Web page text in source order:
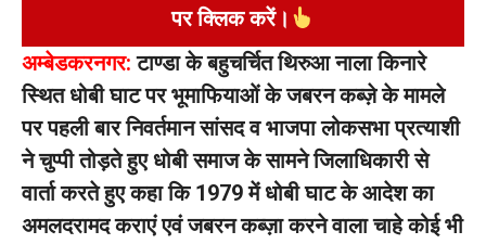
पर क्लिक करें।
अम्बेडकरनगर: टाण्डा के बहुचर्चित थिरुआ नाला किनारे
स्थित धोबी घाट पर भूमाफियाओं के जबरन कब्ज़े के मामले
पर पहली बार निवर्तमान सांसद व भाजपा लोकसभा प्रत्याशी
ने चुप्पी तोड़ते हुए धोबी समाज के सामने जिलाधिकारी से
वार्ता करते हुए कहा कि 1979 में धोबी घाट के आदेश का
अमलदरामद कराएं एवं जबरन कब्ज़ा करने वाला चाहे कोई भी